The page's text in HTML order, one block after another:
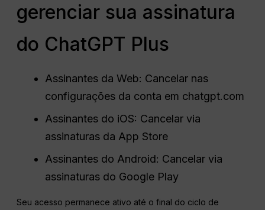
gerenciar sua assinatura
do ChatGPT Plus
Assinantes da Web: Cancelar nas
configurações da conta em chatgpt.com
Assinantes do iOS: Cancelar via
assinaturas da App Store
Assinantes do Android: Cancelar via
assinaturas do Google Play
Seu acesso permanece ativo até o final do ciclo de